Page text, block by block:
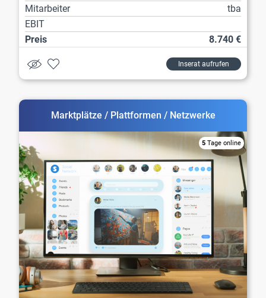
Mitarbeiter
tba
EBIT
Preis
8.740 €
Inserat aufrufen
Marktplätze / Plattformen / Netzwerke
5 Tage online